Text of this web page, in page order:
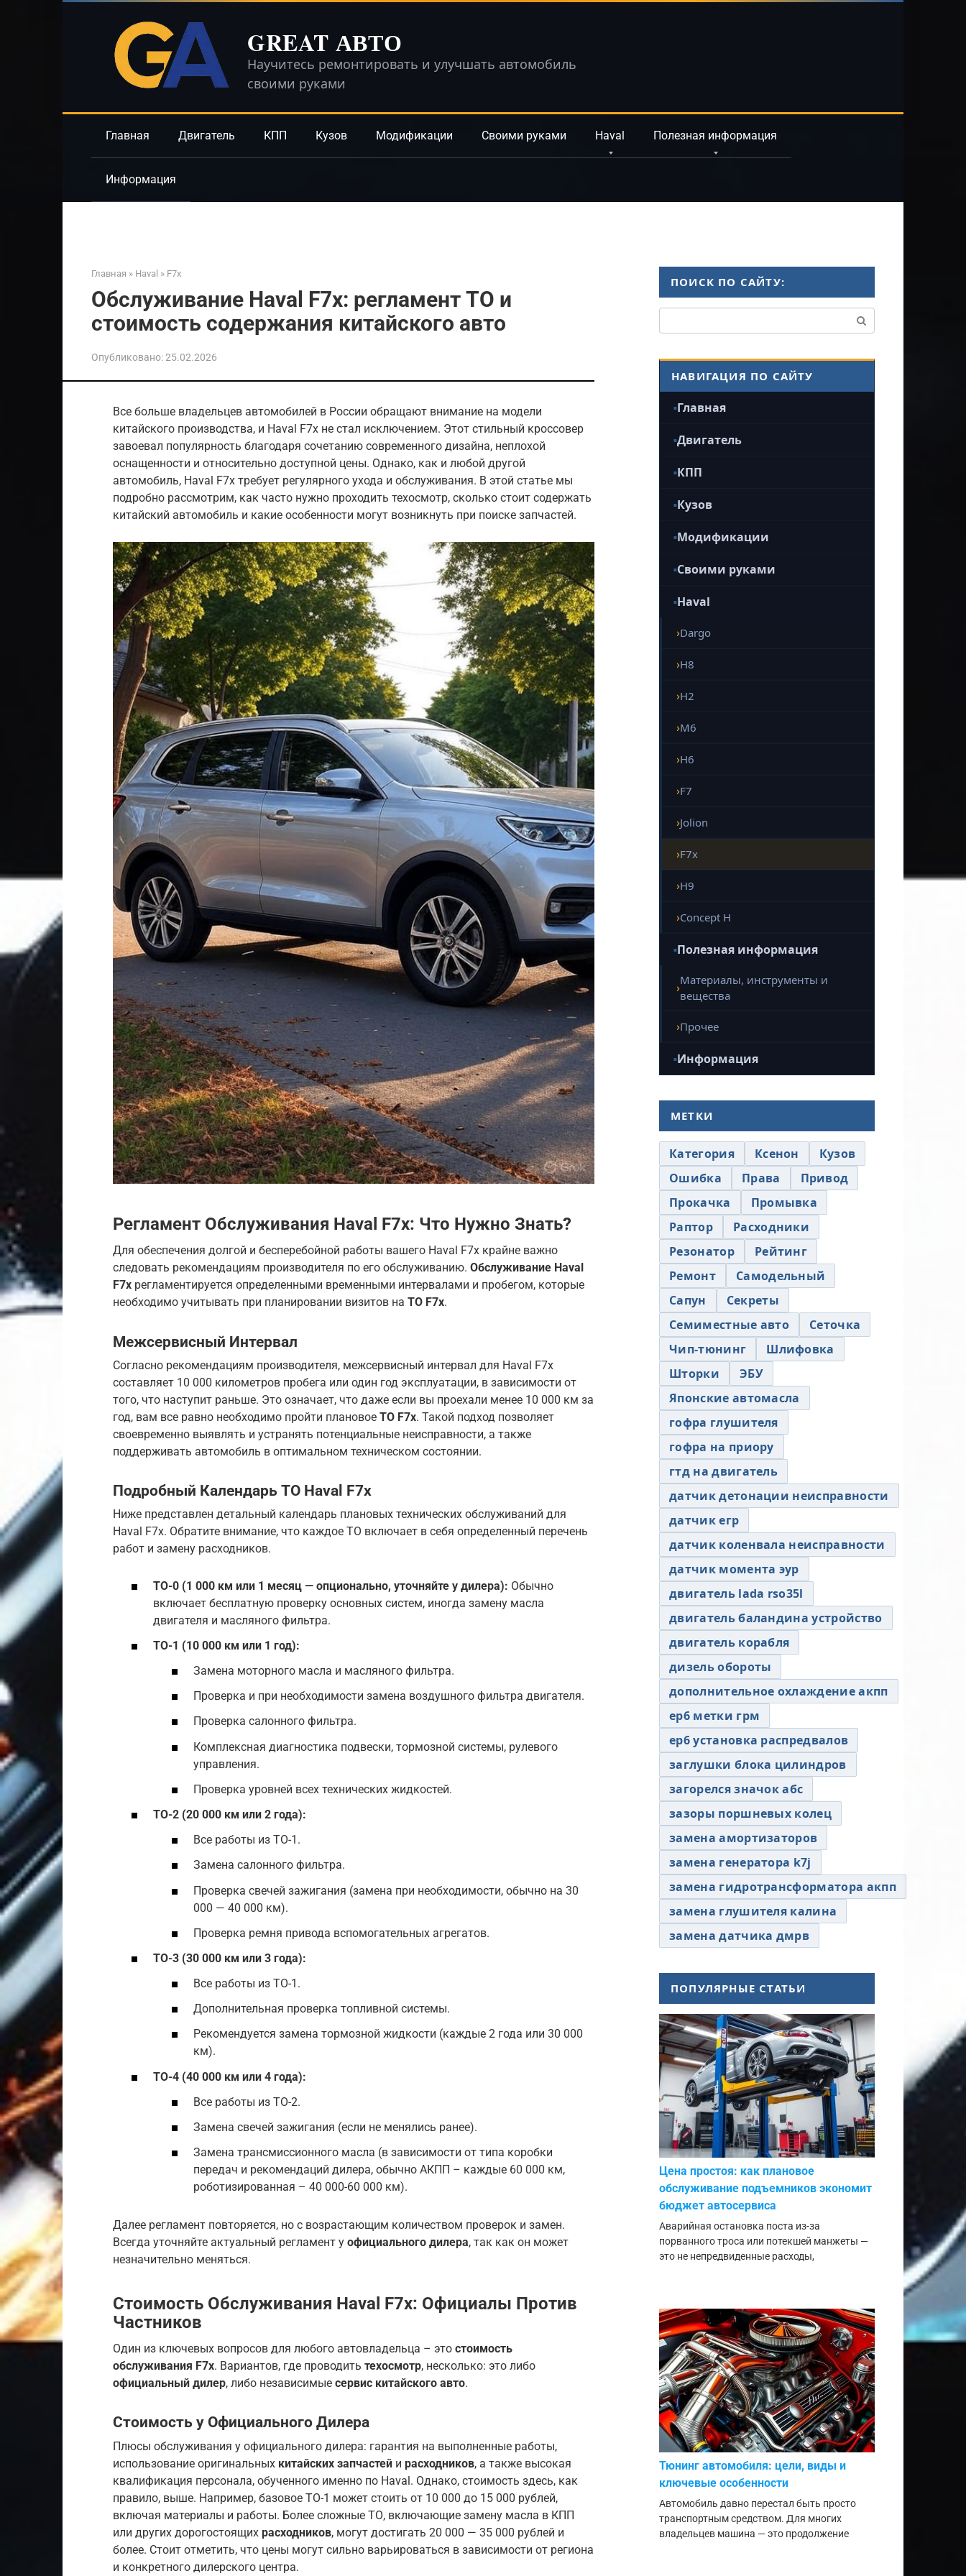
GREAT АВТО
Научитесь ремонтировать и улучшать автомобиль
своими руками
Главная Двигатель КПП Кузов Модификации Своими руками Haval Полезная информация
Информация
Главная » Haval » F7x
Обслуживание Haval F7x: регламент ТО и
стоимость содержания китайского авто
Опубликовано:25.02.2026
Все больше владельцев автомобилей в России обращают внимание на модели
китайского производства, и Haval F7x не стал исключением. Этот стильный кроссовер
завоевал популярность благодаря сочетанию современного дизайна, неплохой
оснащенности и относительно доступной цены. Однако, как и любой другой
автомобиль, Haval F7x требует регулярного ухода и обслуживания. В этой статье мы
подробно рассмотрим, как часто нужно проходить техосмотр, сколько стоит содержать
китайский автомобиль и какие особенности могут возникнуть при поиске запчастей.
Регламент Обслуживания Haval F7x: Что Нужно Знать?
Для обеспечения долгой и бесперебойной работы вашего Haval F7x крайне важно
следовать рекомендациям производителя по его обслуживанию. Обслуживание Haval
F7x регламентируется определенными временными интервалами и пробегом, которые
необходимо учитывать при планировании визитов на ТО F7x.
Межсервисный Интервал
Согласно рекомендациям производителя, межсервисный интервал для Haval F7x
составляет 10 000 километров пробега или один год эксплуатации, в зависимости от
того, что наступит раньше. Это означает, что даже если вы проехали менее 10 000 км за
год, вам все равно необходимо пройти плановое ТО F7x. Такой подход позволяет
своевременно выявлять и устранять потенциальные неисправности, а также
поддерживать автомобиль в оптимальном техническом состоянии.
Подробный Календарь ТО Haval F7x
Ниже представлен детальный календарь плановых технических обслуживаний для
Haval F7x. Обратите внимание, что каждое ТО включает в себя определенный перечень
работ и замену расходников.
ТО-0 (1 000 км или 1 месяц — опционально, уточняйте у дилера): Обычно
включает бесплатную проверку основных систем, иногда замену масла
двигателя и масляного фильтра.
ТО-1 (10 000 км или 1 год):
Замена моторного масла и масляного фильтра.
Проверка и при необходимости замена воздушного фильтра двигателя.
Проверка салонного фильтра.
Комплексная диагностика подвески, тормозной системы, рулевого
управления.
Проверка уровней всех технических жидкостей.
ТО-2 (20 000 км или 2 года):
Все работы из ТО-1.
Замена салонного фильтра.
Проверка свечей зажигания (замена при необходимости, обычно на 30
000 — 40 000 км).
Проверка ремня привода вспомогательных агрегатов.
ТО-3 (30 000 км или 3 года):
Все работы из ТО-1.
Дополнительная проверка топливной системы.
Рекомендуется замена тормозной жидкости (каждые 2 года или 30 000
км).
ТО-4 (40 000 км или 4 года):
Все работы из ТО-2.
Замена свечей зажигания (если не менялись ранее).
Замена трансмиссионного масла (в зависимости от типа коробки
передач и рекомендаций дилера, обычно АКПП – каждые 60 000 км,
роботизированная – 40 000-60 000 км).
Далее регламент повторяется, но с возрастающим количеством проверок и замен.
Всегда уточняйте актуальный регламент у официального дилера, так как он может
незначительно меняться.
Стоимость Обслуживания Haval F7x: Официалы Против
Частников
Один из ключевых вопросов для любого автовладельца – это стоимость
обслуживания F7x. Вариантов, где проводить техосмотр, несколько: это либо
официальный дилер, либо независимые сервис китайского авто.
Стоимость у Официального Дилера
Плюсы обслуживания у официального дилера: гарантия на выполненные работы,
использование оригинальных китайских запчастей и расходников, а также высокая
квалификация персонала, обученного именно по Haval. Однако, стоимость здесь, как
правило, выше. Например, базовое ТО-1 может стоить от 10 000 до 15 000 рублей,
включая материалы и работы. Более сложные ТО, включающие замену масла в КПП
или других дорогостоящих расходников, могут достигать 20 000 — 35 000 рублей и
более. Стоит отметить, что цены могут сильно варьироваться в зависимости от региона
и конкретного дилерского центра.
ПОИСК ПО САЙТУ:
НАВИГАЦИЯ ПО САЙТУ
Главная
Двигатель
КПП
Кузов
Модификации
Своими руками
Haval
Dargo
H8
H2
M6
H6
F7
Jolion
F7x
H9
Concept H
Полезная информация
Материалы, инструменты и
вещества
Прочее
Информация
МЕТКИ
Категория Ксенон
Кузов
Ошибка
Права
Привод
Прокачка
Промывка
Раптор
Расходники
Резонатор
Рейтинг
Ремонт
Самодельный
Сапун
Секреты
Семиместные авто
Сеточка
Чип-тюнинг
Шлифовка
Шторки
ЭБУ
Японские автомасла
гофра глушителя
гофра на приору
гтд на двигатель
датчик детонации неисправности
датчик егр
датчик коленвала неисправности
датчик момента эур
двигатель lada rso35l
двигатель баландина устройство
двигатель корабля
дизель обороты
дополнительное охлаждение акпп
ер6 метки грм
ер6 установка распредвалов
заглушки блока цилиндров
загорелся значок абс
зазоры поршневых колец
замена амортизаторов
замена генератора k7j
замена гидротрансформатора акпп
замена глушителя калина
замена датчика дмрв
ПОПУЛЯРНЫЕ СТАТЬИ
Цена простоя: как плановое
обслуживание подъемников экономит
бюджет автосервиса
Аварийная остановка поста из-за
порванного троса или потекшей манжеты —
это не непредвиденные расходы,
Тюнинг автомобиля: цели, виды и
ключевые особенности
Автомобиль давно перестал быть просто
транспортным средством. Для многих
владельцев машина — это продолжение